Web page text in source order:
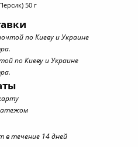
50 г
по Киеву и Украине
по Киеву и Украине
в течение 14 дней